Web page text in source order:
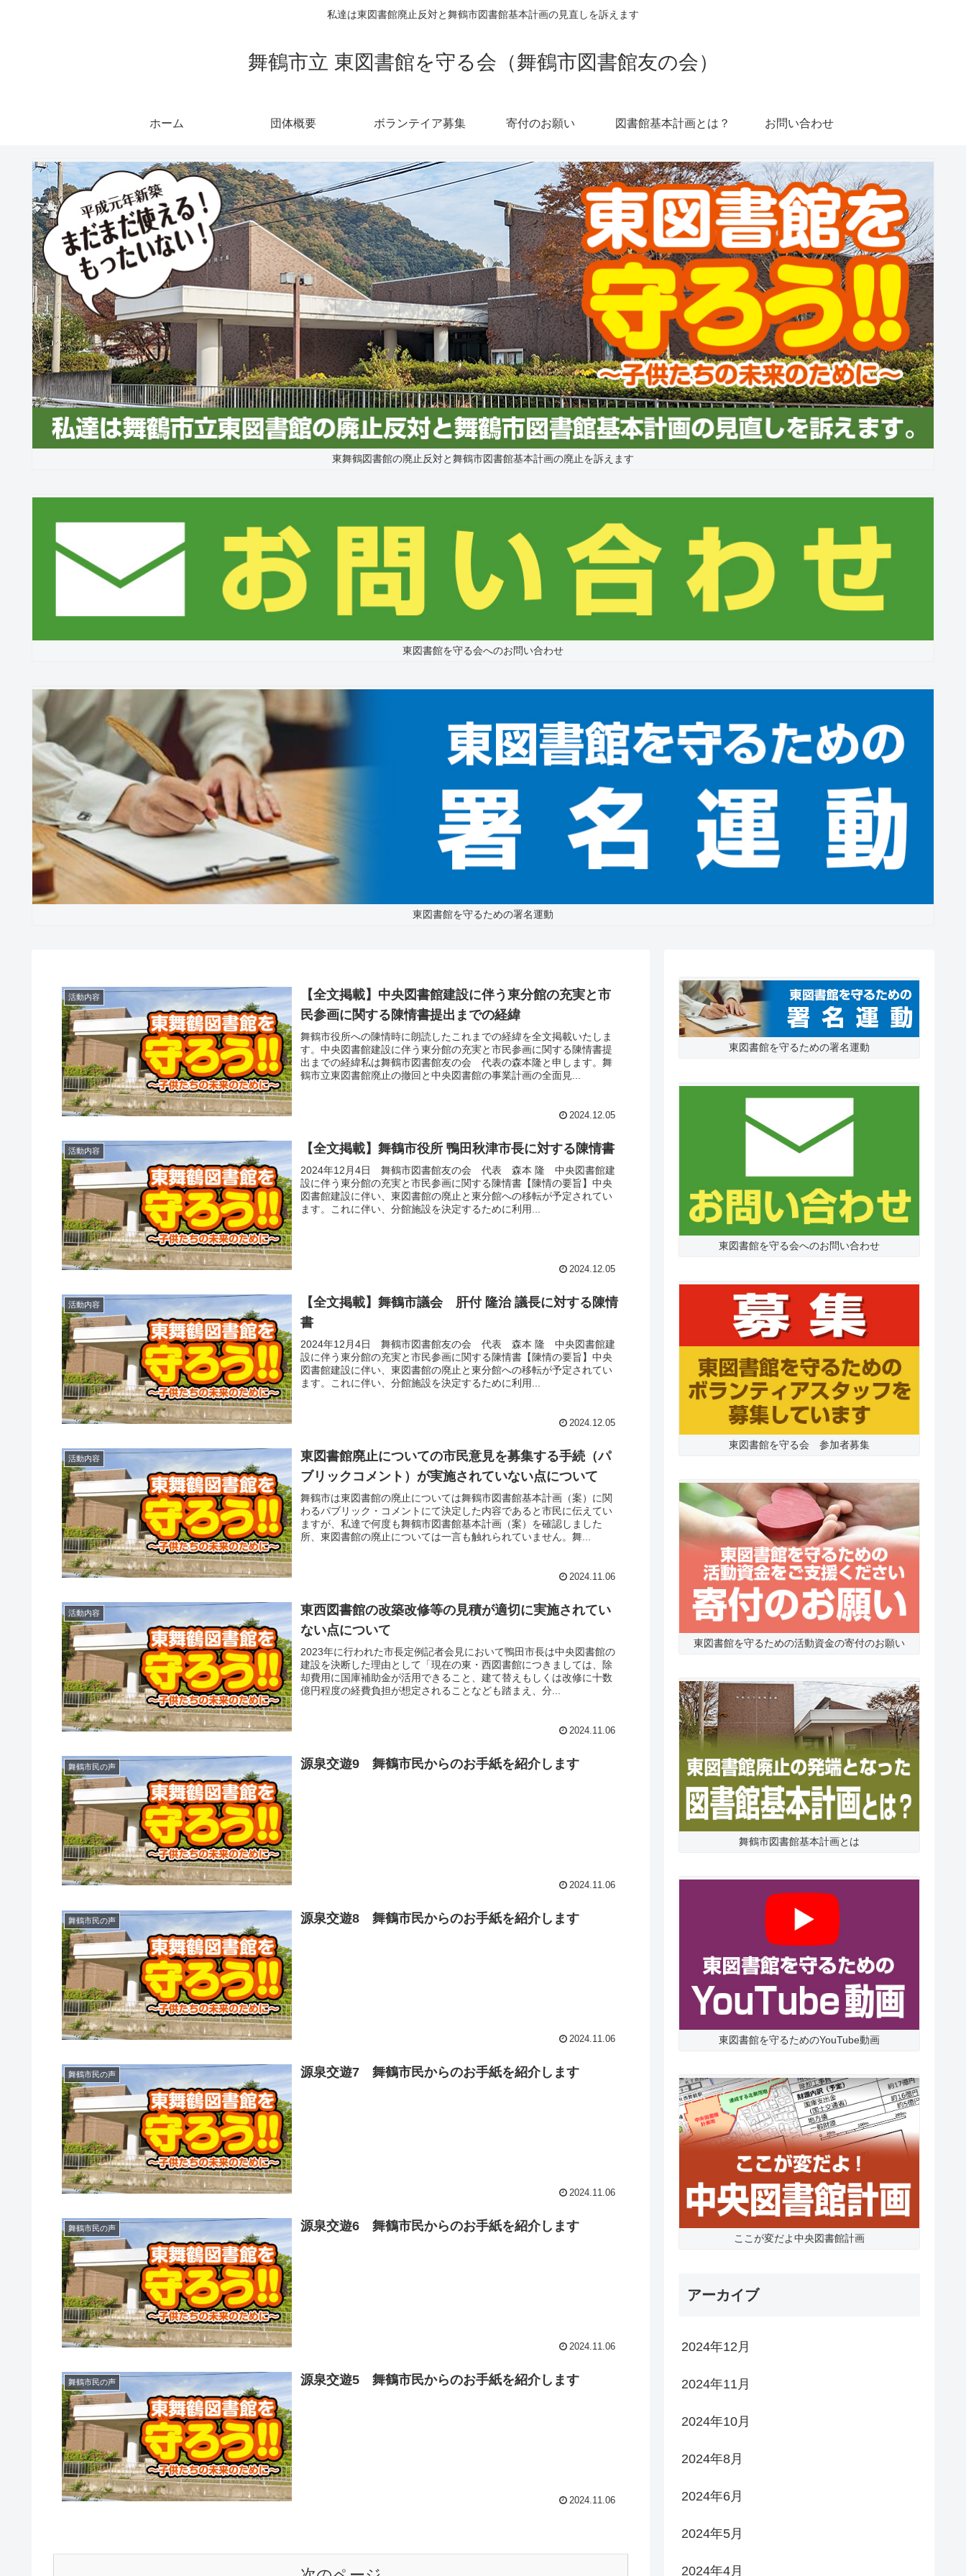
私達は東図書館廃止反対と舞鶴市図書館基本計画の見直しを訴えます
舞鶴市立 東図書館を守る会（舞鶴市図書館友の会）
ホーム 団体概要 ボランテイア募集 寄付のお願い 図書館基本計画とは？ お問い合わせ
東舞鶴図書館の廃止反対と舞鶴市図書館基本計画の廃止を訴えます
東図書館を守る会へのお問い合わせ
東図書館を守るための署名運動
活動内容
【全文掲載】中央図書館建設に伴う東分館の充実と市
民参画に関する陳情書提出までの経緯
舞鶴市役所への陳情時に朗読したこれまでの経緯を全文掲載いたしま
す。中央図書館建設に伴う東分館の充実と市民参画に関する陳情書提
出までの経緯私は舞鶴市図書館友の会 代表の森本隆と申します。舞
鶴市立東図書館廃止の撤回と中央図書館の事業計画の全面見...
2024.12.05
活動内容 【全文掲載】舞鶴市役所 鴨田秋津市長に対する陳情書
2024年12月4日 舞鶴市図書館友の会 代表 森本 隆 中央図書館建
設に伴う東分館の充実と市民参画に関する陳情書【陳情の要旨】中央
図書館建設に伴い、東図書館の廃止と東分館への移転が予定されてい
ます。これに伴い、分館施設を決定するために利用...
2024.12.05
活動内容
【全文掲載】舞鶴市議会 肝付 隆治 議長に対する陳情
書
2024年12月4日 舞鶴市図書館友の会 代表 森本 隆 中央図書館建
設に伴う東分館の充実と市民参画に関する陳情書【陳情の要旨】中央
図書館建設に伴い、東図書館の廃止と東分館への移転が予定されてい
ます。これに伴い、分館施設を決定するために利用...
2024.12.05
活動内容
東図書館廃止についての市民意見を募集する手続（パ
ブリックコメント）が実施されていない点について
舞鶴市は東図書館の廃止については舞鶴市図書館基本計画（案）に関
わるパブリック・コメントにて決定した内容であると市民に伝えてい
ますが、私達で何度も舞鶴市図書館基本計画（案）を確認しました
所、東図書館の廃止については一言も触れられていません。舞...
2024.11.06
活動内容
東西図書館の改築改修等の見積が適切に実施されてい
ない点について
2023年に行われた市長定例記者会見において鴨田市長は中央図書館の
建設を決断した理由として「現在の東・西図書館につきましては、除
却費用に国庫補助金が活用できること、建て替えもしくは改修に十数
億円程度の経費負担が想定されることなども踏まえ、分...
2024.11.06
舞鶴市民の声 源泉交遊9 舞鶴市民からのお手紙を紹介します
2024.11.06
舞鶴市民の声 源泉交遊8 舞鶴市民からのお手紙を紹介します
2024.11.06
舞鶴市民の声 源泉交遊7 舞鶴市民からのお手紙を紹介します
2024.11.06
舞鶴市民の声 源泉交遊6 舞鶴市民からのお手紙を紹介します
2024.11.06
舞鶴市民の声 源泉交遊5 舞鶴市民からのお手紙を紹介します
2024.11.06
東図書館を守るための署名運動
東図書館を守る会へのお問い合わせ
東図書館を守る会 参加者募集
東図書館を守るための活動資金の寄付のお願い
舞鶴市図書館基本計画とは
東図書館を守るためのYouTube動画
ここが変だよ中央図書館計画
アーカイブ
2024年12月
2024年11月
2024年10月
2024年8月
2024年6月
2024年5月
2024年4月